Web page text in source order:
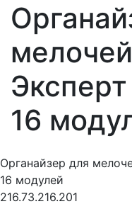
16
Органайзер для
16 модулей
216.73.216.201